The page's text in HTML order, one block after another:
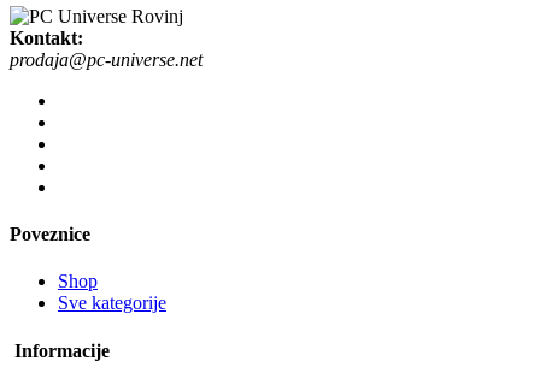
Kontakt:
prodaja@pc-universe.net
Poveznice
Shop
Sve kategorije
Informacije